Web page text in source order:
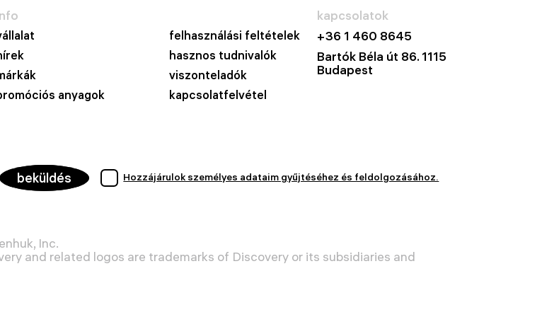
felhasználási feltételek
hasznos tudnivalók
viszonteladók
anyagok
kapcsolatfelvétel
kapcsolatok
+36 1 460 8645
Bartók Béla út 86. 1115
Budapest
beküldés
Hozzájárulok személyes adataim gyűjtéséhez és feldolgozásához.
Inc.
and related logos are trademarks of Discovery or its subsidiaries and